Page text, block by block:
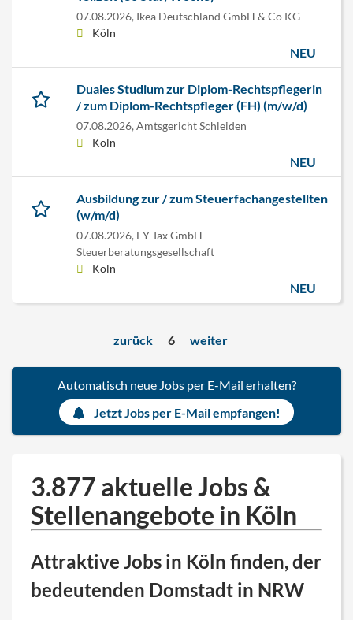
07.08.2026, Ikea Deutschland GmbH & Co KG
Köln
NEU
Duales Studium zur Diplom-Rechtspflegerin
/ zum Diplom-Rechtspfleger (FH) (m/w/d)
07.08.2026, Amtsgericht Schleiden
Köln
NEU
Ausbildung zur / zum Steuerfachangestellten
(w/m/d)
07.08.2026, EY Tax GmbH
Steuerberatungsgesellschaft
Köln
NEU
zurück 6 weiter
Automatisch neue Jobs per E-Mail erhalten?
Jetzt Jobs per E-Mail empfangen!
3.877 aktuelle Jobs &
Stellenangebote in Köln
Attraktive Jobs in Köln finden, der
bedeutenden Domstadt in NRW